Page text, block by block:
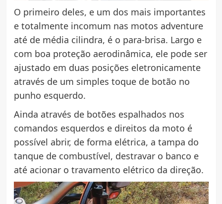
O primeiro deles, e um dos mais importantes
e totalmente incomum nas motos adventure
até de média cilindra, é o para-brisa. Largo e
com boa proteção aerodinâmica, ele pode ser
ajustado em duas posições eletronicamente
através de um simples toque de botão no
punho esquerdo.
Ainda através de botões espalhados nos
comandos esquerdos e direitos da moto é
possível abrir, de forma elétrica, a tampa do
tanque de combustível, destravar o banco e
até acionar o travamento elétrico da direção.